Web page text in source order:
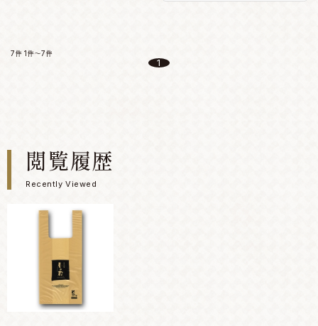
7件 1件～7件
1
閲覧履歴
Recently Viewed